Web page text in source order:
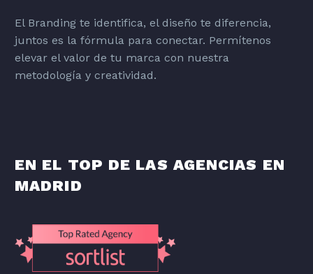
El Branding te identifica, el diseño te diferencia,
juntos es la fórmula para conectar. Permítenos
elevar el valor de tu marca con nuestra
metodología y creatividad.
EN EL TOP DE LAS AGENCIAS EN
MADRID